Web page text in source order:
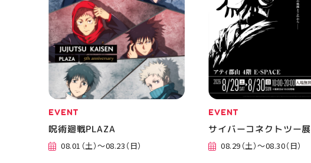
EVENT
呪術廻戦PLAZA
08.01（土）～08.23（日）
EVENT
サイバーコネクトツー展
08.29（土）～08.30（日）